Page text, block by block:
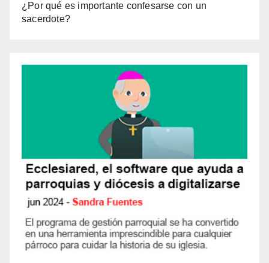
¿Por qué es importante confesarse con un
sacerdote?